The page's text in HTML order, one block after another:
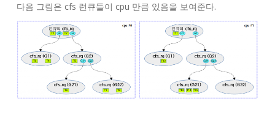
다음 그림은 cfs 런큐들이 cpu 만큼 있음을 보여준다.